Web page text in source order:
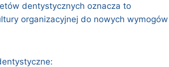
dentystycznych oznacza to
organizacyjnej do nowych wymogów